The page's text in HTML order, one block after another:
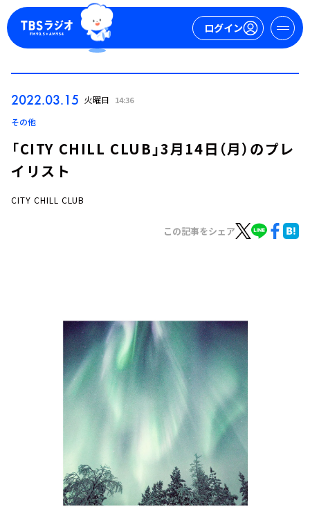
ログイン
お知らせ
イベント・グッズ
YouTube
会社情報
2022.03.15 火曜日 14:36
その他
「CITY CHILL CLUB」3月14日（月）のプレ
イリスト
CITY CHILL CLUB
この記事をシェア